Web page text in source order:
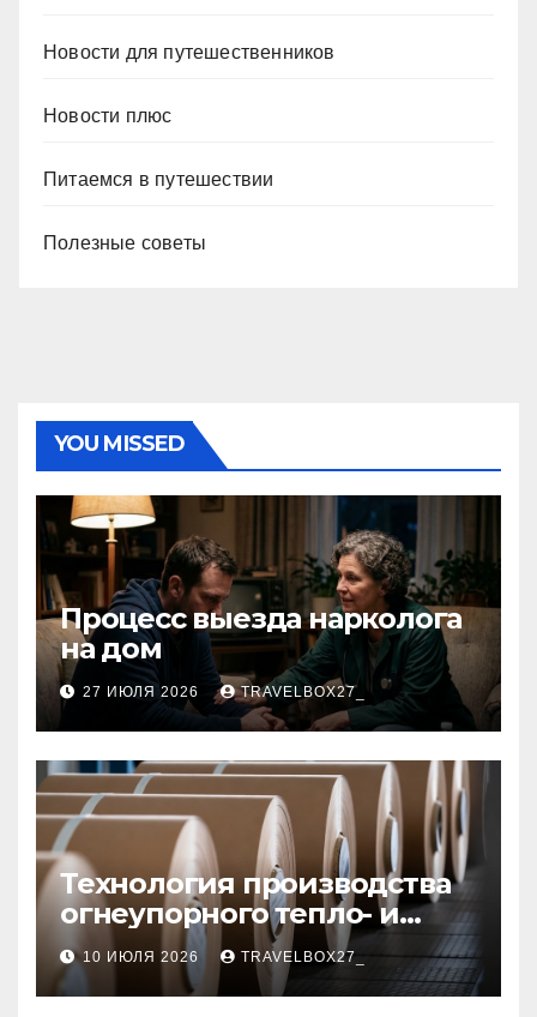
Новости для путешественников
Новости плюс
Питаемся в путешествии
Полезные советы
YOU MISSED
Процесс выезда нарколога
на дом
27 ИЮЛЯ 2026 TRAVELBOX27_
Технология производства
огнеупорного тепло- и
звукоизоляционного
картона из
муллитокремнеземистого
10 ИЮЛЯ 2026 TRAVELBOX27_